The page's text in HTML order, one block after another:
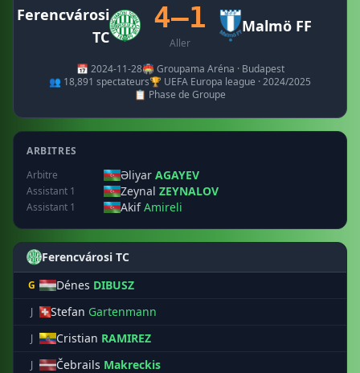
Ferencvárosi
TC
4–1
Aller
Malmö FF
📅 2024-11-28🏟️ Groupama Aréna · Budapest
👥 18,891 spectateurs🏆 UEFA Europa league · 2024/2025
📋 Phase de Groupe
ARBITRES
Arbitre
Əliyar AGAYEV
Assistant 1 Zeynal ZEYNALOV
Assistant 1 AkifAmireli
Ferencvárosi TC
G Dénes DIBUSZ
J Stefan Gartenmann
J Cristian RAMIREZ
J Čebrails Makreckis